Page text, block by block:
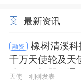
最新资讯
融资
橡树清溪
千万天使轮及天
造人形机器人通
天使 刚刚发表